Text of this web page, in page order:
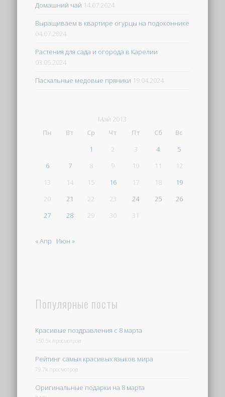
Домашний чай 14.07.2024
Выращиваем в квартире огурцы на подоконнике
04.07.2024
Растения для сада и огорода в Карелии
03.05.2024
Пасхальные медовые пряники 19.04.2024
Май 2013
Пн
Вт Ср Чт Пт Сб
Вс
1
2 3 4
5
6
7 8 9 10 11
12
13
14 15 16 17 18
19
20
21 22 23 24 25
26
27
28 29 30 31
« Апр Июн »
Популярные посты
Красивые поздравления с 8 марта
150.5k просмотров
Рейтинг самых красивых языков мира
79.7k просмотров
Оригинальные подарки на 8 марта